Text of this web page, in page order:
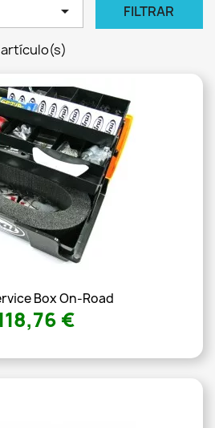
 FILTRAR
artículo(s)
Box On-Road
€